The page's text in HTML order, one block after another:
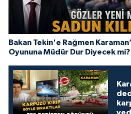
Bakan Tekin'e Rağmen
Oyununa Müdür Dur Diyecek mi?